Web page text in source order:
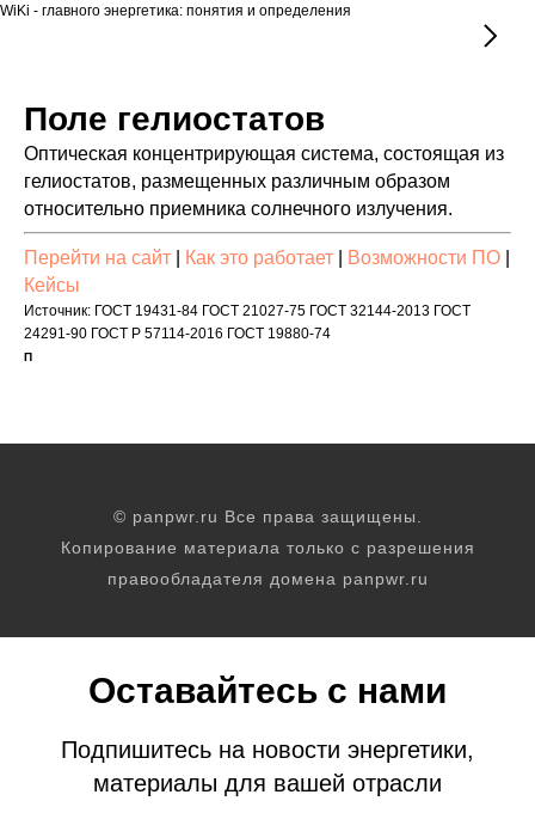
WiKi - главного энергетика: понятия и определения
Поле гелиостатов
Оптическая концентрирующая система, состоящая из
гелиостатов, размещенных различным образом
относительно приемника солнечного излучения.
Перейти на сайт Как это работает Возможности ПО
Кейсы
Источник: ГОСТ 19431-84 ГОСТ 21027-75 ГОСТ 32144-2013 ГОСТ
24291-90 ГОСТ Р 57114-2016 ГОСТ 19880-74
П
© panpwr.ru Все права защищены.
Копирование материала только с разрешения
правообладателя домена panpwr.ru
Оставайтесь с нами
Подпишитесь на новости энергетики,
материалы для вашей отрасли